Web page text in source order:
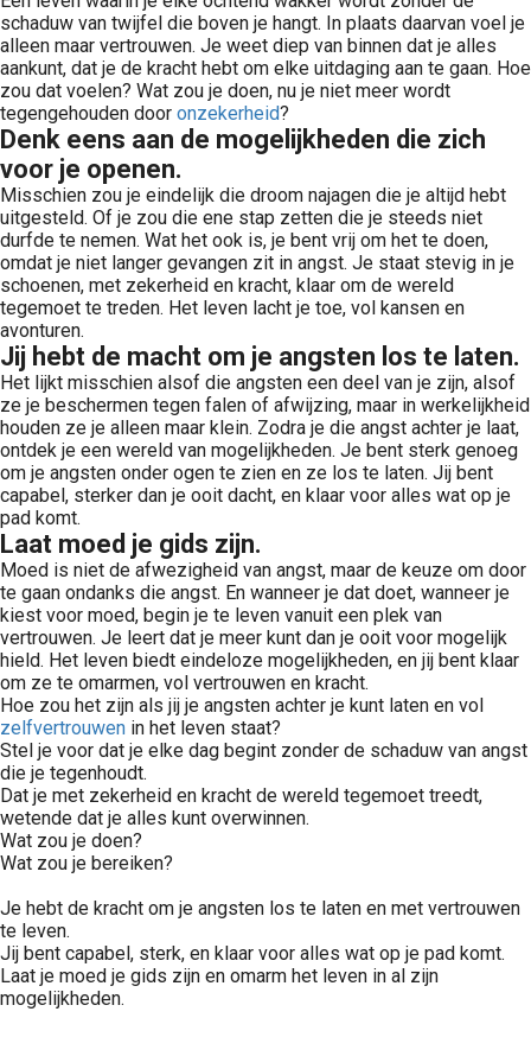
schaduw van twijfel die boven je hangt. In plaats daarvan voel je
alleen maar vertrouwen. Je weet diep van binnen dat je alles
aankunt, dat je de kracht hebt om elke uitdaging aan te gaan. Hoe
zou dat voelen? Wat zou je doen, nu je niet meer wordt
tegengehouden door onzekerheid?
Denk eens aan de mogelijkheden die zich
voor je openen.
Misschien zou je eindelijk die droom najagen die je altijd hebt
uitgesteld. Of je zou die ene stap zetten die je steeds niet
durfde te nemen. Wat het ook is, je bent vrij om het te doen,
omdat je niet langer gevangen zit in angst. Je staat stevig in je
schoenen, met zekerheid en kracht, klaar om de wereld
tegemoet te treden. Het leven lacht je toe, vol kansen en
avonturen.
Jij hebt de macht om je angsten los te laten.
Het lijkt misschien alsof die angsten een deel van je zijn, alsof
ze je beschermen tegen falen of afwijzing, maar in werkelijkheid
houden ze je alleen maar klein. Zodra je die angst achter je laat,
ontdek je een wereld van mogelijkheden. Je bent sterk genoeg
om je angsten onder ogen te zien en ze los te laten. Jij bent
capabel, sterker dan je ooit dacht, en klaar voor alles wat op je
pad komt.
Laat moed je gids zijn.
Moed is niet de afwezigheid van angst, maar de keuze om door
te gaan ondanks die angst. En wanneer je dat doet, wanneer je
kiest voor moed, begin je te leven vanuit een plek van
vertrouwen. Je leert dat je meer kunt dan je ooit voor mogelijk
hield. Het leven biedt eindeloze mogelijkheden, en jij bent klaar
om ze te omarmen, vol vertrouwen en kracht.
Hoe zou het zijn als jij je angsten achter je kunt laten en vol
zelfvertrouwen in het leven staat?
Stel je voor dat je elke dag begint zonder de schaduw van angst
die je tegenhoudt.
Dat je met zekerheid en kracht de wereld tegemoet treedt,
wetende dat je alles kunt overwinnen.
Wat zou je doen?
Wat zou je bereiken?
Je hebt de kracht om je angsten los te laten en met vertrouwen
te leven.
Jij bent capabel, sterk, en klaar voor alles wat op je pad komt.
Laat je moed je gids zijn en omarm het leven in al zijn
mogelijkheden.